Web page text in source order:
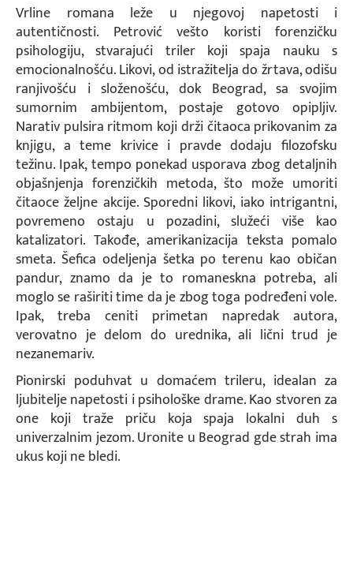
Vrline romana leže u njegovoj napetosti i
autentičnosti. Petrović vešto koristi forenzičku
psihologiju, stvarajući triler koji spaja nauku s
emocionalnošću. Likovi, od istražitelja do žrtava, odišu
ranjivošću i složenošću, dok Beograd, sa svojim
sumornim ambijentom, postaje gotovo opipljiv.
Narativ pulsira ritmom koji drži čitaoca prikovanim za
knjigu, a teme krivice i pravde dodaju filozofsku
težinu. Ipak, tempo ponekad usporava zbog detaljnih
objašnjenja forenzičkih metoda, što može umoriti
čitaoce željne akcije. Sporedni likovi, iako intrigantni,
povremeno ostaju u pozadini, služeći više kao
katalizatori. Takođe, amerikanizacija teksta pomalo
smeta. Šefica odeljenja šetka po terenu kao običan
pandur, znamo da je to romaneskna potreba, ali
moglo se raširiti time da je zbog toga podređeni vole.
Ipak, treba ceniti primetan napredak autora,
verovatno je delom do urednika, ali lični trud je
nezanemariv.
Pionirski poduhvat u domaćem trileru, idealan za
ljubitelje napetosti i psihološke drame. Kao stvoren za
one koji traže priču koja spaja lokalni duh s
univerzalnim jezom. Uronite u Beograd gde strah ima
ukus koji ne bledi.